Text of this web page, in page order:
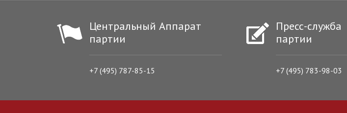
Центральный Аппарат
партии
+7 (495) 787-85-15
Пресс-служба
партии
+7 (495) 783-98-03